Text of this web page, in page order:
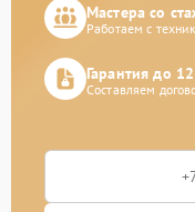
Мастера со
Работаем с
Гарантия до
Составляем